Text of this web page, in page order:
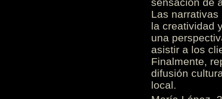
Las
la creatividad
una
asistir a los
Finalmente,
difusión
local.